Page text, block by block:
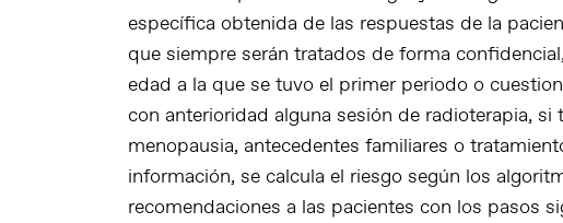
específica obtenida de las respuestas de la
que siempre serán tratados de forma
edad a la que se tuvo el primer periodo o
con anterioridad alguna sesión de radioterapia, si
menopausia, antecedentes familiares o
información, se calcula el riesgo según los
recomendaciones a las pacientes con los pasos